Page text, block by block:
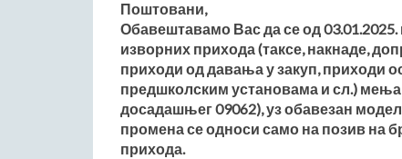
Поштовани,
Обавештавамо Вас да се од
изворних прихода (таксе, накнаде,
приходи од давања у закуп, приходи
предшколским установама и сл.) мења
досадашњег 09062), уз обавезан
промена се односи само на позив на
прихода.